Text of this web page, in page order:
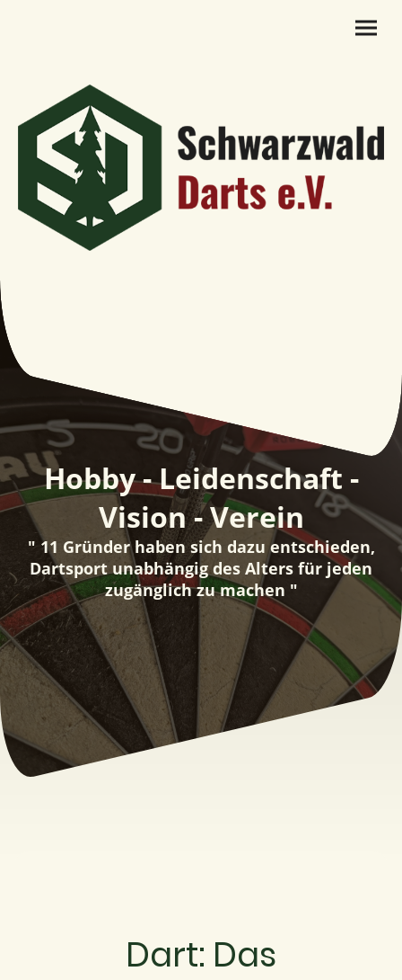
Hobby - Leidenschaft -
Vision - Verein
" 11 Gründer haben sich dazu entschieden,
Dartsport unabhängig des Alters für jeden
zugänglich zu machen "
Dart: Das